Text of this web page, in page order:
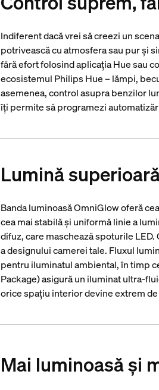
Indiferent dacă vrei să creezi un
potrivească cu atmosfera sau pur și
fără efort folosind aplicația Hue sau
ecosistemul Philips Hue – lămpi,
asemenea, control asupra benzilor
îți permite să programezi
Lumină
Banda luminoasă OmniGlow oferă
cea mai stabilă și uniformă linie a
difuz, care maschează spoturile
a designului camerei tale. Fluxul
pentru iluminatul ambiental, în timp
Package) asigură un iluminat ultra-
orice spațiu interior devine extrem
Mai luminoasă și